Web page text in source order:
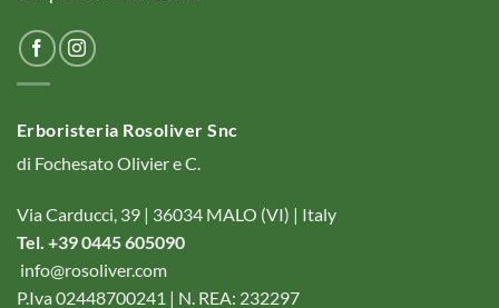
Erboristeria Rosoliver Snc
di Fochesato Olivier e C.
Via Carducci, 39 | 36034 MALO (VI) | Italy
Tel. +39 0445 605090
info@rosoliver.com
P.Iva 02448700241 | N. REA: 232297